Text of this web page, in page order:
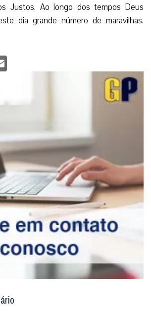
Justos. Ao longo dos tempos Deus
dia grande número de maravilhas.